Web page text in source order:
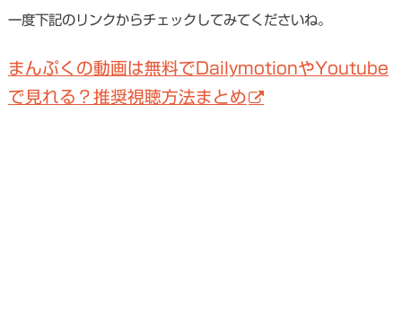
一度下記のリンクからチェックしてみてくださいね。
まんぷくの動画は無料でDailymotionやYoutube
で見れる？推奨視聴方法まとめ